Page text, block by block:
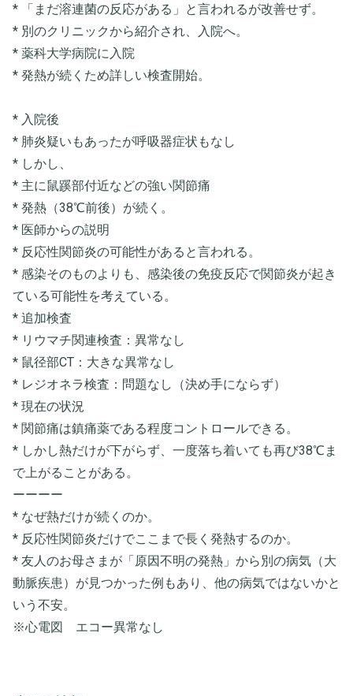
* 「まだ溶連菌の反応がある」と言われるが改善せず。
* 別のクリニックから紹介され、入院へ。
* 薬科大学病院に入院
* 発熱が続くため詳しい検査開始。
* 入院後
* 肺炎疑いもあったが呼吸器症状もなし
* しかし、
* 主に鼠蹊部付近などの強い関節痛
* 発熱（38℃前後）が続く。
* 医師からの説明
* 反応性関節炎の可能性があると言われる。
* 感染そのものよりも、感染後の免疫反応で関節炎が起き
ている可能性を考えている。
* 追加検査
* リウマチ関連検査：異常なし
* 鼠径部CT：大きな異常なし
* レジオネラ検査：問題なし（決め手にならず）
* 現在の状況
* 関節痛は鎮痛薬である程度コントロールできる。
* しかし熱だけが下がらず、一度落ち着いても再び38℃ま
で上がることがある。
ーーーー
* なぜ熱だけが続くのか。
* 反応性関節炎だけでここまで長く発熱するのか。
* 友人のお母さまが「原因不明の発熱」から別の病気（大
動脈疾患）が見つかった例もあり、他の病気ではないかと
いう不安。
※心電図 エコー異常なし